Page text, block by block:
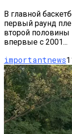
В главной
первый раунд
второй половины
впервые с 2001...
importantnews